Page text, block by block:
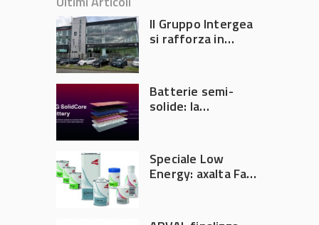
Il Gruppo Intergea
si rafforza in
Batterie semi-
solide: la
accelerare la
rivoluzione
dell’auto elettrica
Speciale Low
Energy: axalta Fast
riduce consumi